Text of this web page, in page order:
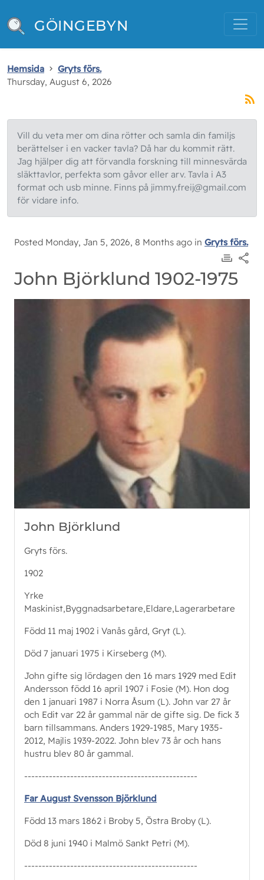
GÖINGEBYN
Hemsida
Gryts förs.
Thursday, August 6, 2026
Vill du veta mer om dina rötter och samla din familjs
berättelser i en vacker tavla? Då har du kommit rätt.
Jag hjälper dig att förvandla forskning till minnesvärda
släkttavlor, perfekta som gåvor eller arv. Tavla i A3
format och usb minne. Finns på jimmy.freij@gmail.com
för vidare info.
Posted Monday, Jan 5, 2026, 8 Months ago in Gryts förs.
John Björklund 1902-1975
John Björklund
Gryts förs.
1902
Yrke
Maskinist,Byggnadsarbetare,Eldare,Lagerarbetare
Född 11 maj 1902 i Vanås gård, Gryt (L).
Död 7 januari 1975 i Kirseberg (M).
John gifte sig lördagen den 16 mars 1929 med Edit
Andersson född 16 april 1907 i Fosie (M). Hon dog
den 1 januari 1987 i Norra Åsum (L). John var 27 år
och Edit var 22 år gammal när de gifte sig. De fick 3
barn tillsammans. Anders 1929-1985, Mary 1935-
2012, Majlis 1939-2022. John blev 73 år och hans
hustru blev 80 år gammal.
-------------------------------------------------
Far August Svensson Björklund
Född 13 mars 1862 i Broby 5, Östra Broby (L).
Död 8 juni 1940 i Malmö Sankt Petri (M).
-------------------------------------------------